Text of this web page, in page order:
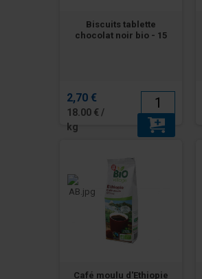
Biscuits tablette
chocolat noir bio - 15
2,70 €
18.00 € /
kg
Café moulu d'Ethiopie